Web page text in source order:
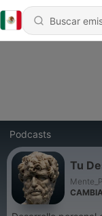
Podcasts
Tu